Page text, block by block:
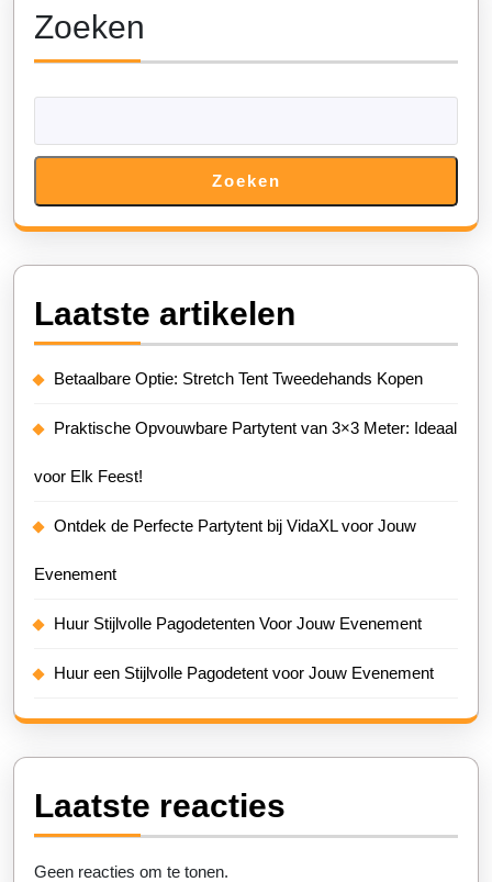
Zoeken
Zoeken
Laatste artikelen
Betaalbare Optie: Stretch Tent Tweedehands Kopen
Praktische Opvouwbare Partytent van 3×3 Meter: Ideaal
voor Elk Feest!
Ontdek de Perfecte Partytent bij VidaXL voor Jouw
Evenement
Huur Stijlvolle Pagodetenten Voor Jouw Evenement
Huur een Stijlvolle Pagodetent voor Jouw Evenement
Laatste reacties
Geen reacties om te tonen.